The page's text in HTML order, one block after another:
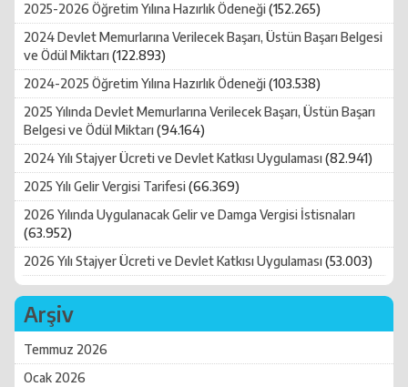
2025-2026 Öğretim Yılına Hazırlık Ödeneği(152.265)
2024 Devlet Memurlarına Verilecek Başarı, Üstün Başarı Belgesi
ve Ödül Miktarı(122.893)
2024-2025 Öğretim Yılına Hazırlık Ödeneği(103.538)
2025 Yılında Devlet Memurlarına Verilecek Başarı, Üstün Başarı
Belgesi ve Ödül Miktarı(94.164)
2024 Yılı Stajyer Ücreti ve Devlet Katkısı Uygulaması(82.941)
2025 Yılı Gelir Vergisi Tarifesi(66.369)
2026 Yılında Uygulanacak Gelir ve Damga Vergisi İstisnaları
(63.952)
2026 Yılı Stajyer Ücreti ve Devlet Katkısı Uygulaması(53.003)
Arşiv
Temmuz 2026
Ocak 2026